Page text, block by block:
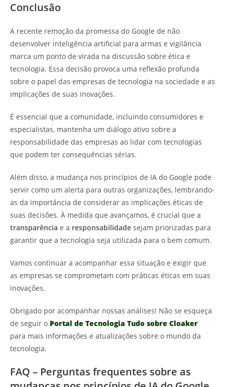
Conclusão
A recente remoção da promessa do Google de não
desenvolver inteligência artificial para armas e vigilância
marca um ponto de virada na discussão sobre ética e
tecnologia. Essa decisão provoca uma reflexão profunda
sobre o papel das empresas de tecnologia na sociedade e as
implicações de suas inovações.
É essencial que a comunidade, incluindo consumidores e
especialistas, mantenha um diálogo ativo sobre a
responsabilidade das empresas ao lidar com tecnologias
que podem ter consequências sérias.
Além disso, a mudança nos princípios de IA do Google pode
servir como um alerta para outras organizações, lembrando-
as da importância de considerar as implicações éticas de
suas decisões. À medida que avançamos, é crucial que a
transparência e a responsabilidade sejam priorizadas para
garantir que a tecnologia seja utilizada para o bem comum.
Vamos continuar a acompanhar essa situação e exigir que
as empresas se comprometam com práticas éticas em suas
inovações.
Obrigado por acompanhar nossas análises! Não se esqueça
de seguir o Portal de Tecnologia Tudo sobre Cloaker
para mais informações e atualizações sobre o mundo da
tecnologia.
FAQ – Perguntas frequentes sobre as